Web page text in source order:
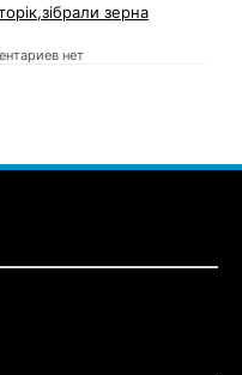
зерна
нет